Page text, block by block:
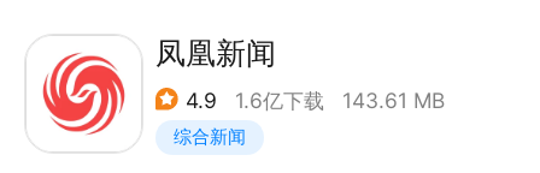
4、“一键连电视”融合发展：汇集总台王牌栏目，海量
频道视频个性化推荐，为用户带来全新的小屏看电视体
验。
5、精品原创视频沉浸式观看：央视新闻高品质内容深
凤凰新闻
4.9 1.6亿下载 143.61 MB
综合新闻